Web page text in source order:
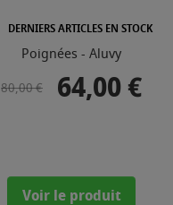
DERNIERS ARTICLES EN STOCK
Poignées - Aluvy
Prix de base
80,00 € Prix
64,00 €
Voir le produit